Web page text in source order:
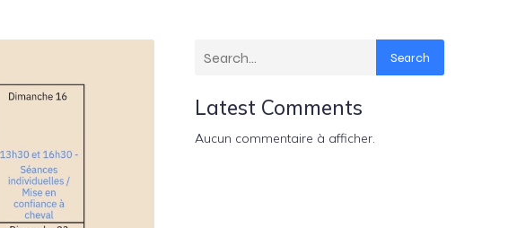
Search
Latest Comments
Aucun commentaire à afficher.